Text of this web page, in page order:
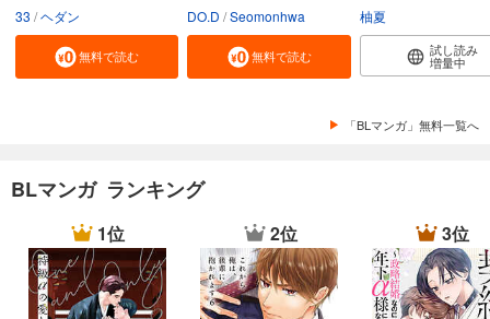
33 ヘダン
無料で読む
DO.D Seomonhwa
無料で読む
柚夏
試し読み
増量中
「BLマンガ」無料一覧へ
BLマンガ ランキング
1位 2位 3位